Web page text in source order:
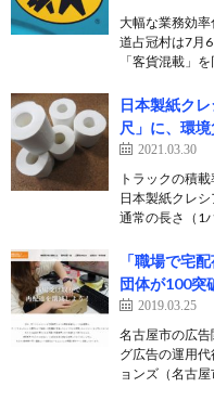
大幅な業務効
道占冠村は7月
「客貨混載」
日本製紙ク
尺」に、環
2021.03.30
トラックの積
日本製紙クレ
通常の長さ（1
「職場で宅
団体が100突
2019.03.25
名古屋市の広
グ広告の運用
ョンズ（名古